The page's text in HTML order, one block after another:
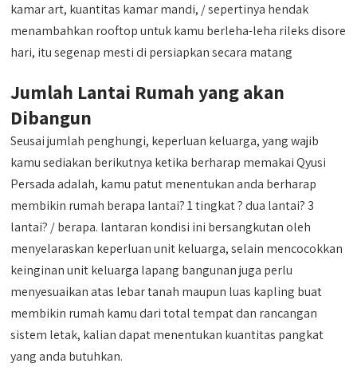
kamar art, kuantitas kamar mandi, / sepertinya hendak
menambahkan rooftop untuk kamu berleha-leha rileks disore
hari, itu segenap mesti di persiapkan secara matang
Jumlah Lantai Rumah yang akan
Dibangun
Seusai jumlah penghungi, keperluan keluarga, yang wajib
kamu sediakan berikutnya ketika berharap memakai Qyusi
Persada adalah, kamu patut menentukan anda berharap
membikin rumah berapa lantai? 1 tingkat ? dua lantai? 3
lantai? / berapa. lantaran kondisi ini bersangkutan oleh
menyelaraskan keperluan unit keluarga, selain mencocokkan
keinginan unit keluarga lapang bangunan juga perlu
menyesuaikan atas lebar tanah maupun luas kapling buat
membikin rumah kamu dari total tempat dan rancangan
sistem letak, kalian dapat menentukan kuantitas pangkat
yang anda butuhkan.